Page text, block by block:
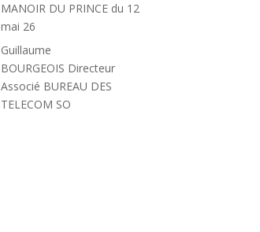
MANOIR DU PRINCE du 12
mai 26
Guillaume
BOURGEOIS Directeur
Associé BUREAU DES
TELECOM SO